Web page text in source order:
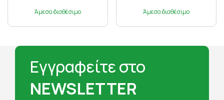
Άμεσα διαθέσιμο Άμεσα διαθέσιμο
Εγγραφείτε στο
NEWSLETTER